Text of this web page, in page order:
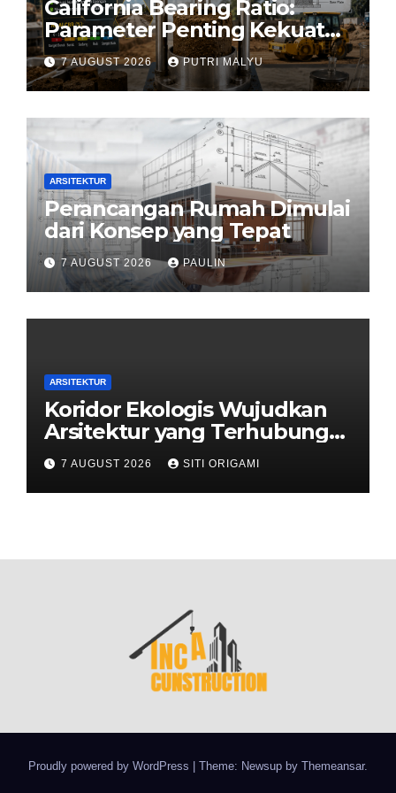
California Bearing Ratio:
Parameter Penting Kekuatan
Tanah Konstruksi
7 AUGUST 2026 PUTRI MALYU
ARSITEKTUR
Perancangan Rumah Dimulai
dari Konsep yang Tepat
7 AUGUST 2026 PAULIN
ARSITEKTUR
Koridor Ekologis Wujudkan
Arsitektur yang Terhubung
dengan Alam
7 AUGUST 2026 SITI ORIGAMI
Proudly powered by WordPress | Theme: Newsup by Themeansar.